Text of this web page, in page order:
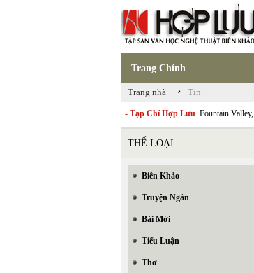
Trang Chính
Trang nhà › Tin
- Tạp Chí Hợp Lưu Fountain Valley,
THỂ LOẠI
Biên Khảo
Truyện Ngắn
Bài Mới
Tiểu Luận
Thơ